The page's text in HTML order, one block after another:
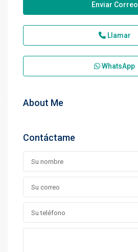
Enviar Correo
Llamar
WhatsApp
About Me
Contáctame